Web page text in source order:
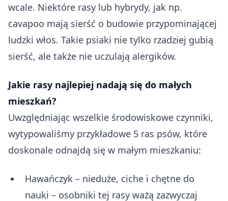
wcale. Niektóre rasy lub hybrydy, jak np.
cavapoo mają sierść o budowie przypominającej
ludzki włos. Takie psiaki nie tylko rzadziej gubią
sierść, ale także nie uczulają alergików.
Jakie rasy najlepiej nadają się do małych
mieszkań?
Uwzględniając wszelkie środowiskowe czynniki,
wytypowaliśmy przykładowe 5 ras psów, które
doskonale odnajdą się w małym mieszkaniu:
Hawańczyk – nieduże, ciche i chętne do
nauki – osobniki tej rasy ważą zazwyczaj